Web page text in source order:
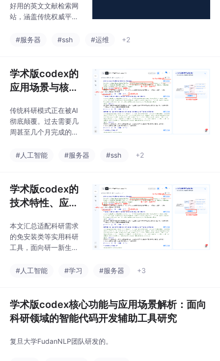
好用的英文文献检索网
站，涵盖传统权威平台
基本能满足自然科学、
然语言提问，比如直接
输入“锂离子电池固态电
解质最新进展”，AI就能
过全文检索精准匹配海
量论文，还能帮你生成
文献综述、提取关键信
谱。美国国家科学院出
医学、计算机、工程、
教育等几
#服务器 #ssh #运维 +2
学术版codex的
应用场景与核心
传统科研模式正在被AI
彻底颠覆。过去需要几
周甚至几个月完成的文
在几天就能搞定。过去
完成。这三个基于最新
AI技术的科研工具，能
让你从繁琐的重复性工
真正有价值的创新思
考。
#人工智能 #服务器 #ssh +2
学术版codex的
技术特性、应用
价值解析
本文汇总适配科研需求
的免安装类等实用科研
工具，面向研一新生等
出品的全流程覆盖智能
网、专业文献管理工具E
ndNote、理工科绘图分
析软件Origin、团队协
核心功能，可助力解决
#人工智能 #学习 #服务器 +3
学术版codex核心功能与应用场景解析：面向
科研领域的智能代码开发辅助工具研究
复旦大学FudanNLP团队研发的。